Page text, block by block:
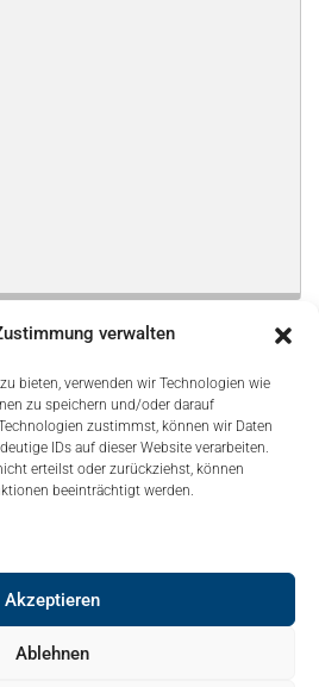
verwalten
bieten, verwenden wir Technologien wie
zu speichern und/oder darauf
zustimmst, können wir Daten
IDs auf dieser Website verarbeiten.
erteilst oder zurückziehst, können
beeinträchtigt werden.
Akzeptieren
Ablehnen